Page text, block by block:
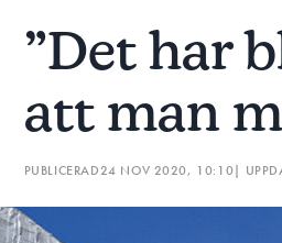
”Det har
att man
PUBLICERAD24 NOV 2020, 10:10|